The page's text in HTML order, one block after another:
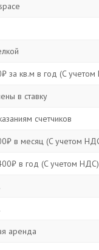
за кв.м в год (C
в ставку
счетчиков
в месяц (C учетом
в год (C учетом НДС)
аренда